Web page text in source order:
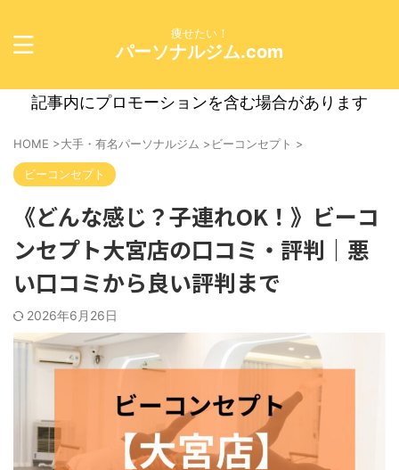
痩せたい！
パーソナルジム.com
記事内にプロモーションを含む場合があります
HOME >大手・有名パーソナルジム >ビーコンセプト >
ビーコンセプト
《どんな感じ？子連れOK！》ビーコ
ンセプト大宮店の口コミ・評判｜悪
い口コミから良い評判まで
2026年6月26日